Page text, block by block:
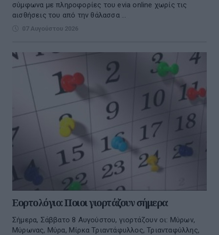
σύμφωνα με πληροφορίες του evia online χωρίς τις
αισθήσεις του από την θάλασσα ...
07 Αυγούστου 2026
Εορτολόγιο: Ποιοι γιορτάζουν σήμερα
Σήμερα, Σάββατο 8 Αυγούστου, γιορτάζουν οι: Μύρων,
Μύρωνας, Μύρα, Μίρκα Τριαντάφυλλος, Τριανταφύλλης,